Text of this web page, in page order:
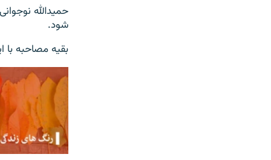
حمیدالله
شود.
بقیه مصاحبه با